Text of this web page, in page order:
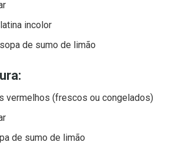
incolor
de sumo de limão
vermelhos (frescos ou congelados)
de sumo de limão